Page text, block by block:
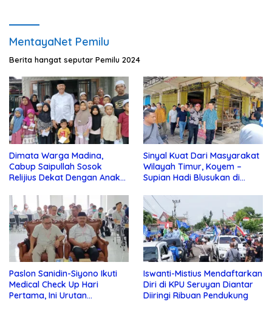
MentayaNet Pemilu
Berita hangat seputar Pemilu 2024
Dimata Warga Madina,
Cabup Saipullah Sosok
Relijius Dekat Dengan Anak
Sinyal Kuat Dari Masyarakat
Wilayah Timur, Koyem –
Supian Hadi Blusukan di
Paslon Sanidin-Siyono Ikuti
Medical Check Up Hari
Pertama, Ini Urutan
Iswanti-Mistius Mendaftarkan
Diri di KPU Seruyan Diantar
Diiringi Ribuan Pendukung